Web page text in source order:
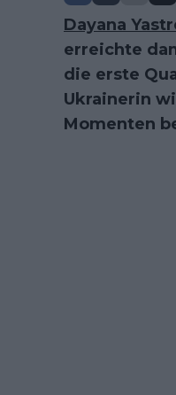
Dayana
erreichte
die erste
Ukrainerin
Momenten